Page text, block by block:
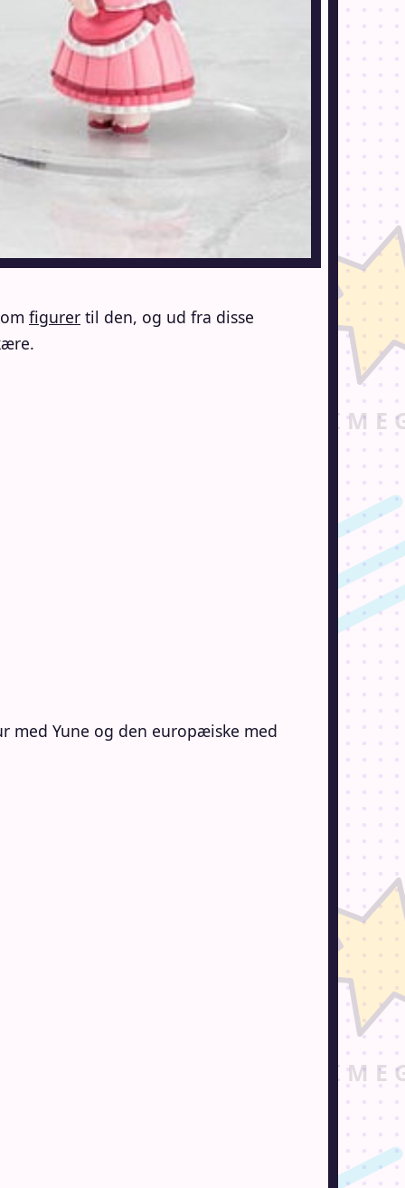
figurer til den, og ud fra disse
med Yune og den europæiske med